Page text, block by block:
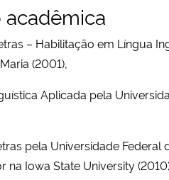
– Habilitação em Língua
(2001),
Aplicada pela
pela Universidade Federal
na Iowa State University